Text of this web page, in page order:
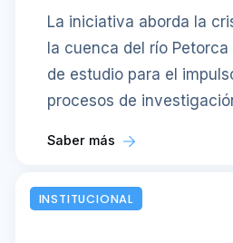
La iniciativa aborda la
la cuenca del río
de estudio para el
procesos de
Saber más
INSTITUCIONAL